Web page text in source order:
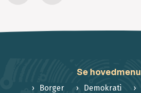
Se hovedmenu
Borger Demokrati